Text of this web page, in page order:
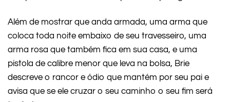
Além de mostrar que anda armada, uma arma que
coloca toda noite embaixo de seu travesseiro, uma
arma rosa que também fica em sua casa, e uma
pistola de calibre menor que leva na bolsa, Brie
descreve o rancor e ódio que mantém por seu pai e
avisa que se ele cruzar o seu caminho o seu fim será